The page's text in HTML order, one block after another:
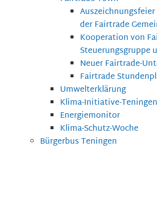
der Fairtrade
Kooperation von
Steuerungsgruppe
Neuer Fairtrade-
Fairtrade
Umwelterklärung
Klima-Initiative-
Energiemonitor
Klima-Schutz-Woche
Bürgerbus Teningen